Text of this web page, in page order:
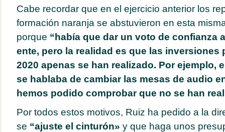
Cabe recordar que en el ejercicio anterior los
formación naranja se abstuvieron en esta
porque “había que dar un voto de confianza
ente, pero la realidad es que las inversiones
2020 apenas se han realizado. Por ejemplo,
se hablaba de cambiar las mesas de audio
hemos podido comprobar que no se han
Por todos estos motivos, Ruiz ha pedido a la
se “ajuste el cinturón» y que haga unos